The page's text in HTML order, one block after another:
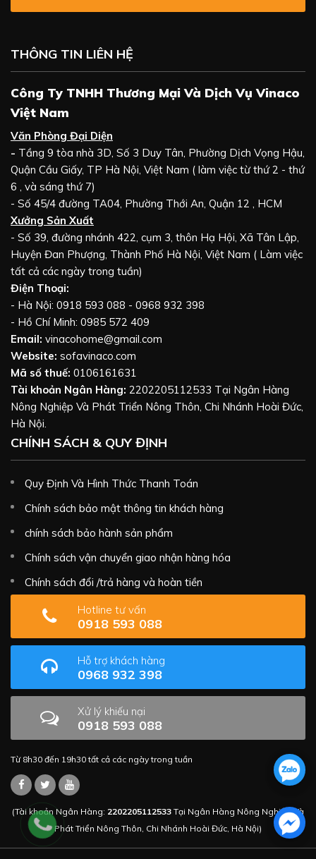
THÔNG TIN LIÊN HỆ
Công Ty TNHH Thương Mại Và Dịch Vụ Vinaco
Việt Nam
Văn Phòng Đại Diện
- Tầng 9 tòa nhà 3D, Số 3 Duy Tân, Phường Dịch Vọng Hậu,
Quận Cầu Giấy, TP Hà Nội, Việt Nam ( làm việc từ thứ 2 - thứ
6 , và sáng thứ 7)
- Số 45/4 đường TA04, Phường Thới An, Quận 12 , HCM
Xưởng Sản Xuất
- Số 39, đường nhánh 422, cụm 3, thôn Hạ Hội, Xã Tân Lập,
Huyện Đan Phượng, Thành Phố Hà Nội, Việt Nam ( Làm việc
tất cả các ngày trong tuần)
Điện Thoại:
- Hà Nội: 0918 593 088 - 0968 932 398
- Hồ Chí Minh: 0985 572 409
Email: vinacohome@gmail.com
Website: sofavinaco.com
Mã số thuế: 0106161631
Tài khoản Ngân Hàng: 2202205112533 Tại Ngân Hàng
Nông Nghiệp Và Phát Triển Nông Thôn, Chi Nhánh Hoài Đức,
Hà Nội.
CHÍNH SÁCH & QUY ĐỊNH
Quy Định Và Hình Thức Thanh Toán
Chính sách bảo mật thông tin khách hàng
chính sách bảo hành sản phẩm
Chính sách vận chuyển giao nhận hàng hóa
Chính sách đổi /trả hàng và hoàn tiền
Hotline tư vấn
0918 593 088
Hỗ trợ khách hàng
0968 932 398
Xử lý khiếu nại
0918 593 088
Từ 8h30 đến 19h30 tất cả các ngày trong tuần
(Tài khoản Ngân Hàng: 2202205112533 Tại Ngân Hàng Nông Nghiệp Và
Phát Triển Nông Thôn, Chi Nhánh Hoài Đức, Hà Nội)